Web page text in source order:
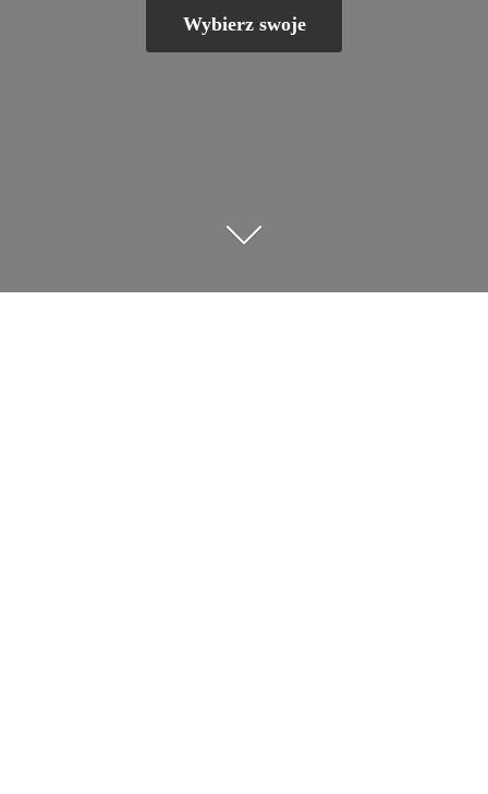
Wybierz swoje